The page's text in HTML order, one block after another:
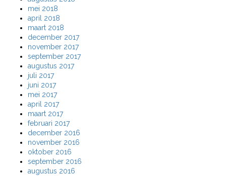
mei 2018
april 2018
maart 2018
december 2017
november 2017
september 2017
augustus 2017
juli 2017
juni 2017
mei 2017
april 2017
maart 2017
februari 2017
december 2016
november 2016
oktober 2016
september 2016
augustus 2016